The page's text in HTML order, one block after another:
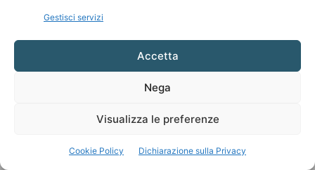
Gestisci servizi
Accetta
Nega
Visualizza le preferenze
Cookie Policy Dichiarazione sulla Privacy